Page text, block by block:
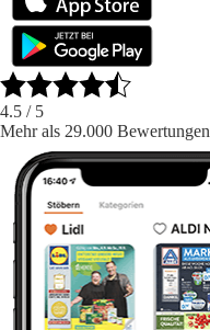
4.5 / 5
Mehr als 29.000 Bewertungen